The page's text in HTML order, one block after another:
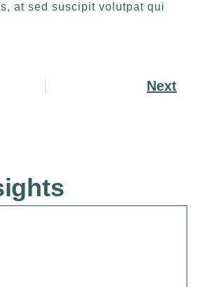
at sed suscipit volutpat qui
Next